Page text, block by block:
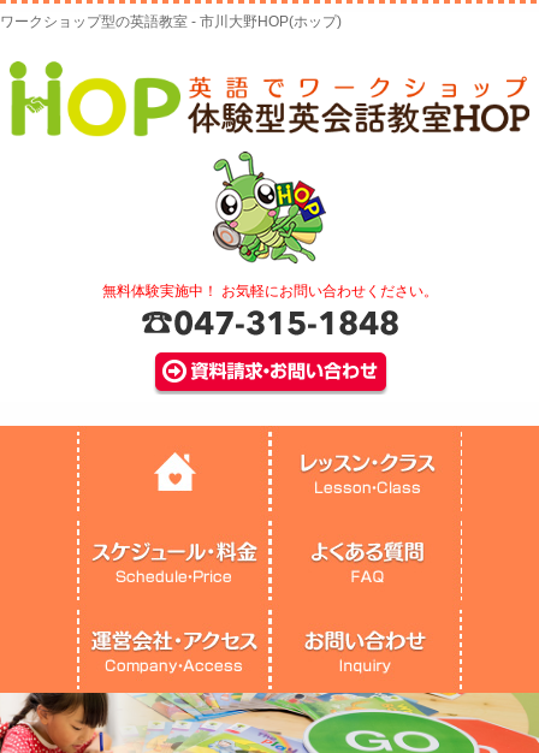
ワークショップ型の英語教室 - 市川大野HOP(ホップ)
無料体験実施中！ お気軽にお問い合わせください。